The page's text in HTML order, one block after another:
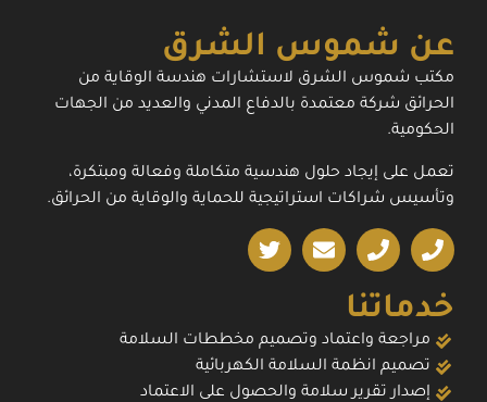
عن شموس الشرق
مكتب شموس الشرق لاستشارات هندسة الوقاية من
الحرائق شركة معتمدة بالدفاع المدني والعديد من الجهات
الحكومية.
تعمل على إيجاد حلول هندسية متكاملة وفعالة ومبتكرة،
وتأسيس شراكات استراتيجية للحماية والوقاية من الحرائق.
خدماتنا
مراجعة واعتماد وتصميم مخططات السلامة
تصميم انظمة السلامة الكهربائية
إصدار تقرير سلامة والحصول على الاعتماد